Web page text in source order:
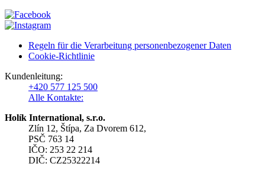
Regeln für die Verarbeitung personenbezogener Daten
Cookie-Richtlinie
Kundenleitung:
+420 577 125 500
Alle Kontakte:
Holík International, s.r.o.
Zlín 12, Štípa, Za Dvorem 612,
PSČ 763 14
IČO: 253 22 214
DIČ: CZ25322214